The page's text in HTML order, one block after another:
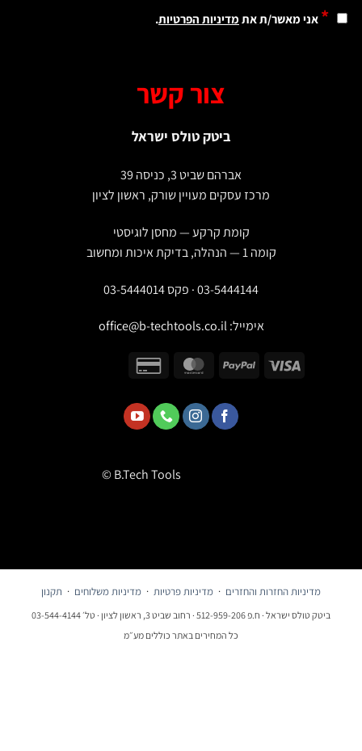
אני מאשר/ת אתמדיניות הפרטיות.
צור קשר
ביטק טולס ישראל
אברהם שביט 3, כניסה 39
מרכז עסקים מעויין שורק, ראשון לציון
קומת קרקע — מחסן לוגיסטי
03-5444144 · פקס 03-5444014
אימייל:office@b-techtools.co.il
© B.Tech Tools
מדיניות החזרות והחזרים ·מדיניות פרטיות·מדיניות משלוחים·תקנון
ביטק טולס ישראל · ח.פ 512-959-206 · רחוב שביט 3, ראשון לציון · טל׳ 03-544-4144
כל המחירים באתר כוללים מע״מ